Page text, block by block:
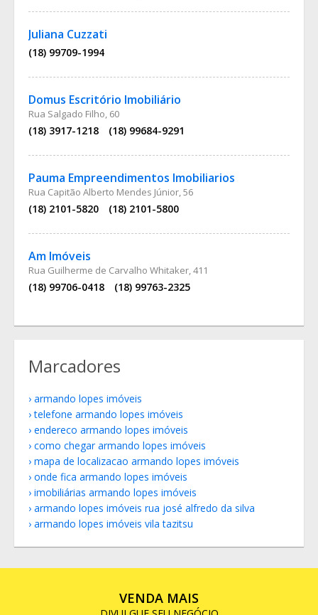
Juliana Cuzzati
(18) 99709-1994
Domus Escritório Imobiliário
Rua Salgado Filho, 60
(18) 3917-1218 (18) 99684-9291
Pauma Empreendimentos Imobiliarios
Rua Capitão Alberto Mendes Júnior, 56
(18) 2101-5820 (18) 2101-5800
Am Imóveis
Rua Guilherme de Carvalho Whitaker, 411
(18) 99706-0418 (18) 99763-2325
Marcadores
armando lopes imóveis
telefone armando lopes imóveis
endereco armando lopes imóveis
como chegar armando lopes imóveis
mapa de localizacao armando lopes imóveis
onde fica armando lopes imóveis
imobiliárias armando lopes imóveis
armando lopes imóveis rua josé alfredo da silva
armando lopes imóveis vila tazitsu
VENDA MAIS